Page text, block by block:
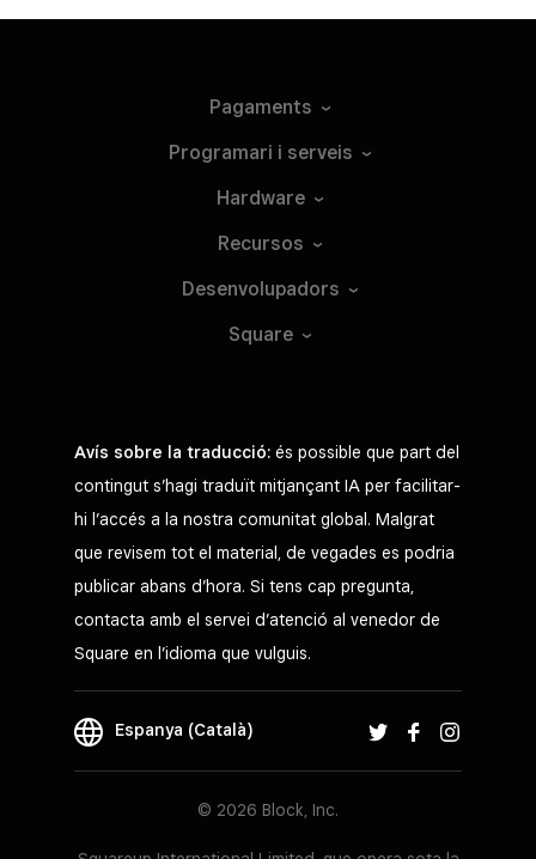
Pagaments
Programari i serveis
Hardware
Recursos
Desenvolupadors
Square
Avís sobre la traducció: és possible que part del
contingut s’hagi traduït mitjançant IA per facilitar-
hi l’accés a la nostra comunitat global. Malgrat
que revisem tot el material, de vegades es podria
publicar abans d’hora. Si tens cap pregunta,
contacta amb el servei d’atenció al venedor de
Square en l’idioma que vulguis.
Espanya (Català)
© 2026 Block, Inc.